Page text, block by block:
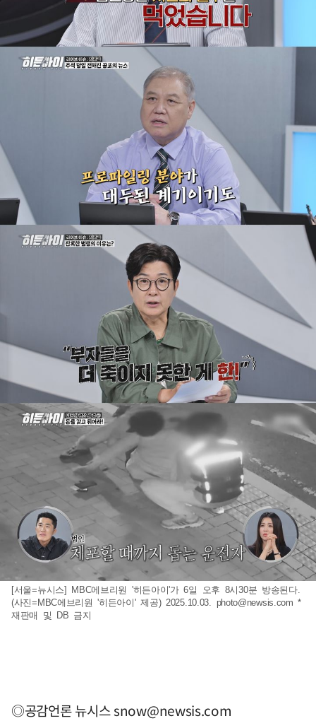
[서울=뉴시스] MBC에브리원 '히든아이'가 6일 오후 8시30분 방송된다.
(사진=MBC에브리원 '히든아이' 제공) 2025.10.03. photo@newsis.com *
재판매 및 DB 금지
◎공감언론 뉴시스snow@newsis.com